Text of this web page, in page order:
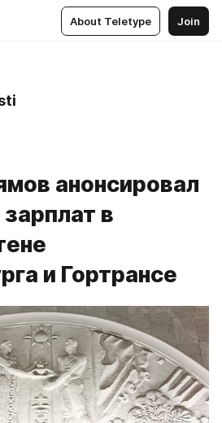
About Teletype Join
анонсировал
в
и Гортрансе